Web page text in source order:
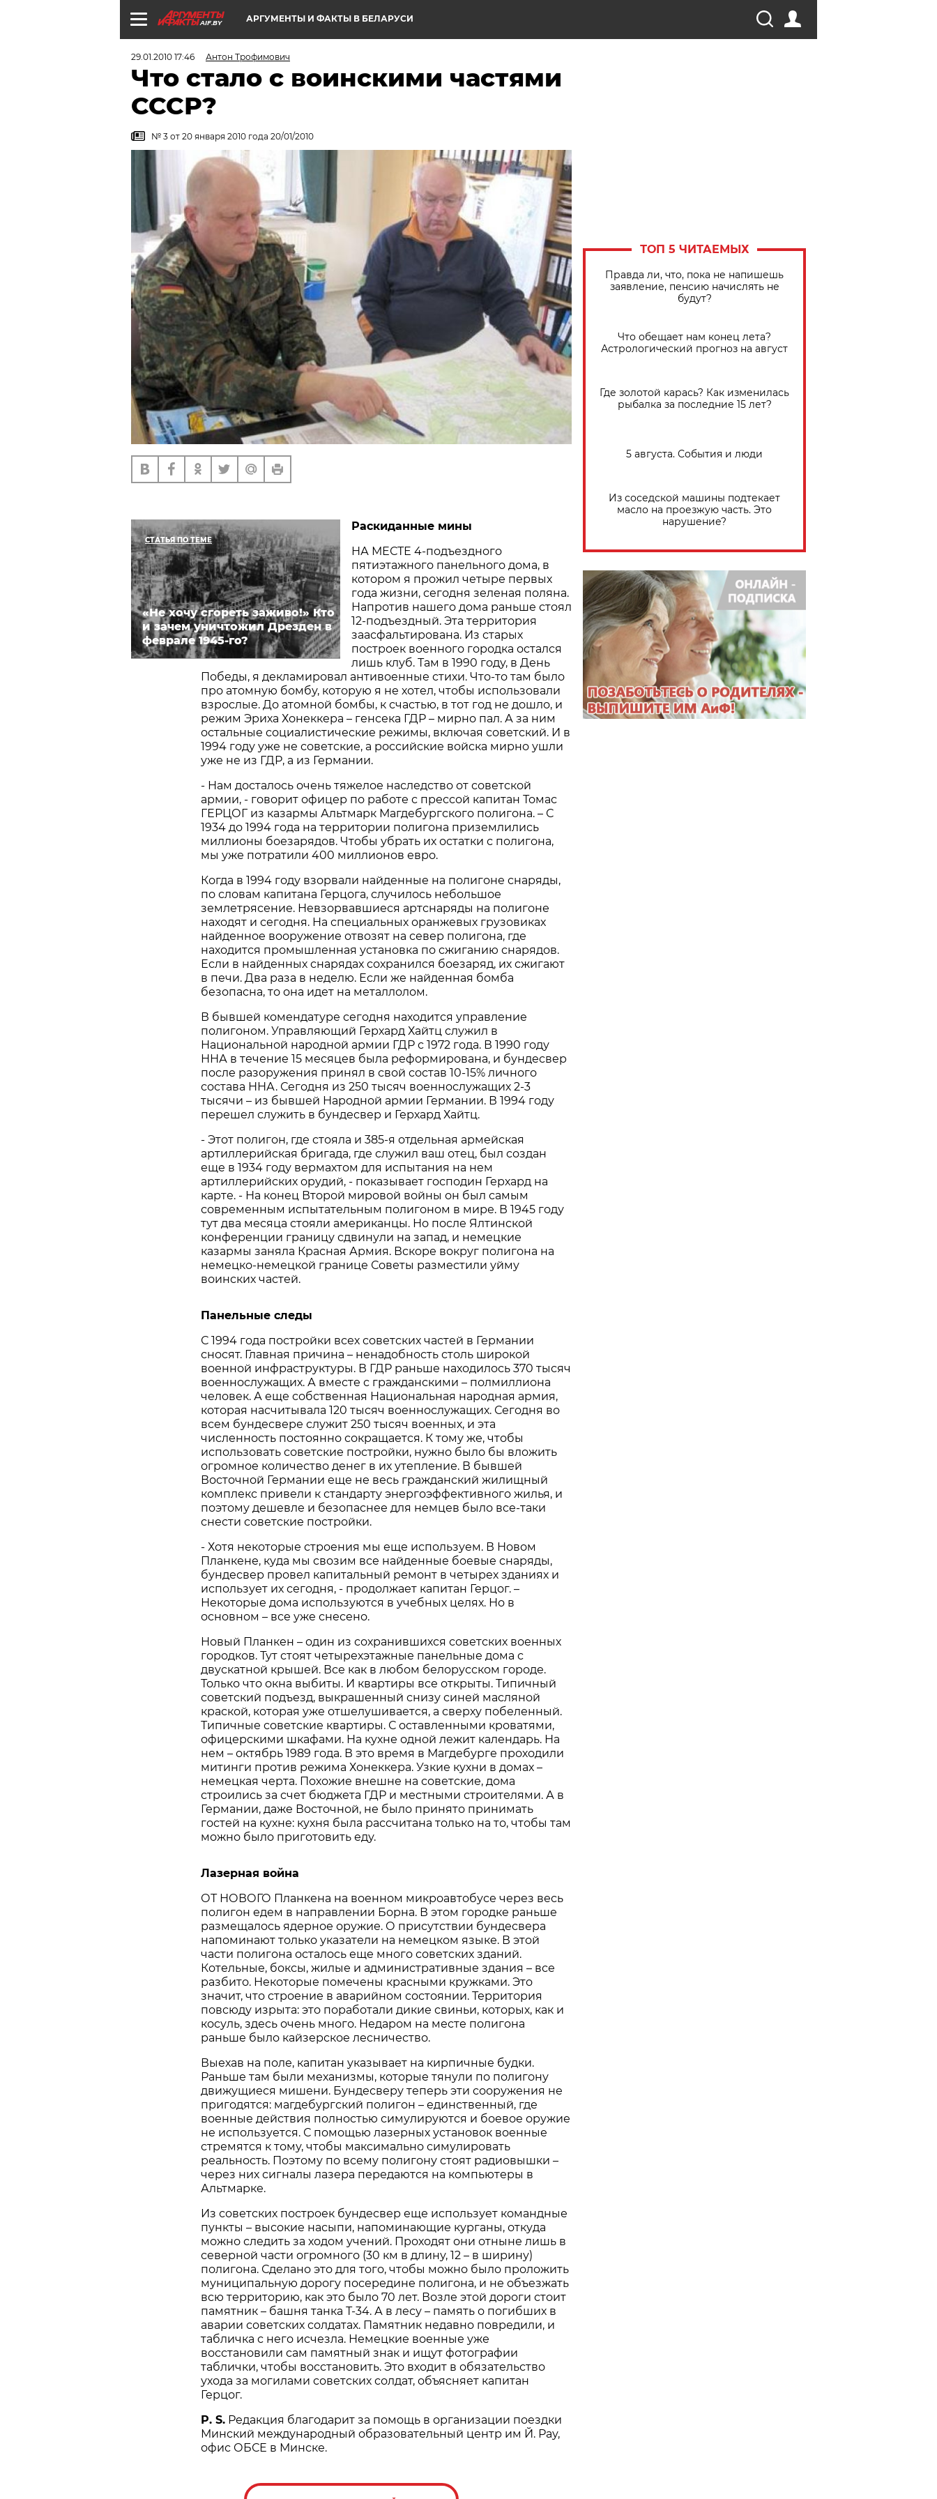
AIF.BY АРГУМЕНТЫ И ФАКТЫ В БЕЛАРУСИ
29.01.2010 17:46 Антон Трофимович
Что стало с воинскими частями
СССР?
№ 3 от 20 января 2010 года 20/01/2010
СТАТЬЯ ПО ТЕМЕ
«Не хочу сгореть заживо!» Кто
и зачем уничтожил Дрезден в
феврале 1945-го?
Раскиданные мины
НА МЕСТЕ 4-подъездного
пятиэтажного панельного дома, в
котором я прожил четыре первых
года жизни, сегодня зеленая поляна.
Напротив нашего дома раньше стоял
12-подъездный. Эта территория
заасфальтирована. Из старых
построек военного городка остался
лишь клуб. Там в 1990 году, в День
Победы, я декламировал антивоенные стихи. Что-то там было
про атомную бомбу, которую я не хотел, чтобы использовали
взрослые. До атомной бомбы, к счастью, в тот год не дошло, и
режим Эриха Хонеккера – генсека ГДР – мирно пал. А за ним
остальные социалистические режимы, включая советский. И в
1994 году уже не советские, а российские войска мирно ушли
уже не из ГДР, а из Германии.
- Нам досталось очень тяжелое наследство от советской
армии, - говорит офицер по работе с прессой капитан Томас
ГЕРЦОГ из казармы Альтмарк Магдебургского полигона. – С
1934 до 1994 года на территории полигона приземлились
миллионы боезарядов. Чтобы убрать их остатки с полигона,
мы уже потратили 400 миллионов евро.
Когда в 1994 году взорвали найденные на полигоне снаряды,
по словам капитана Герцога, случилось небольшое
землетрясение. Невзорвавшиеся артснаряды на полигоне
находят и сегодня. На специальных оранжевых грузовиках
найденное вооружение отвозят на север полигона, где
находится промышленная установка по сжиганию снарядов.
Если в найденных снарядах сохранился боезаряд, их сжигают
в печи. Два раза в неделю. Если же найденная бомба
безопасна, то она идет на металлолом.
В бывшей комендатуре сегодня находится управление
полигоном. Управляющий Герхард Хайтц служил в
Национальной народной армии ГДР с 1972 года. В 1990 году
ННА в течение 15 месяцев была реформирована, и бундесвер
после разоружения принял в свой состав 10-15% личного
состава ННА. Сегодня из 250 тысяч военнослужащих 2-3
тысячи – из бывшей Народной армии Германии. В 1994 году
перешел служить в бундесвер и Герхард Хайтц.
- Этот полигон, где стояла и 385-я отдельная армейская
артиллерийская бригада, где служил ваш отец, был создан
еще в 1934 году вермахтом для испытания на нем
артиллерийских орудий, - показывает господин Герхард на
карте. - На конец Второй мировой войны он был самым
современным испытательным полигоном в мире. В 1945 году
тут два месяца стояли американцы. Но после Ялтинской
конференции границу сдвинули на запад, и немецкие
казармы заняла Красная Армия. Вскоре вокруг полигона на
немецко-немецкой границе Советы разместили уйму
воинских частей.
Панельные следы
С 1994 года постройки всех советских частей в Германии
сносят. Главная причина – ненадобность столь широкой
военной инфраструктуры. В ГДР раньше находилось 370 тысяч
военнослужащих. А вместе с гражданскими – полмиллиона
человек. А еще собственная Национальная народная армия,
которая насчитывала 120 тысяч военнослужащих. Сегодня во
всем бундесвере служит 250 тысяч военных, и эта
численность постоянно сокращается. К тому же, чтобы
использовать советские постройки, нужно было бы вложить
огромное количество денег в их утепление. В бывшей
Восточной Германии еще не весь гражданский жилищный
комплекс привели к стандарту энергоэффективного жилья, и
поэтому дешевле и безопаснее для немцев было все-таки
снести советские постройки.
- Хотя некоторые строения мы еще используем. В Новом
Планкене, куда мы свозим все найденные боевые снаряды,
бундесвер провел капитальный ремонт в четырех зданиях и
использует их сегодня, - продолжает капитан Герцог. –
Некоторые дома используются в учебных целях. Но в
основном – все уже снесено.
Новый Планкен – один из сохранившихся советских военных
городков. Тут стоят четырехэтажные панельные дома с
двускатной крышей. Все как в любом белорусском городе.
Только что окна выбиты. И квартиры все открыты. Типичный
советский подъезд, выкрашенный снизу синей масляной
краской, которая уже отшелушивается, а сверху побеленный.
Типичные советские квартиры. С оставленными кроватями,
офицерскими шкафами. На кухне одной лежит календарь. На
нем – октябрь 1989 года. В это время в Магдебурге проходили
митинги против режима Хонеккера. Узкие кухни в домах –
немецкая черта. Похожие внешне на советские, дома
строились за счет бюджета ГДР и местными строителями. А в
Германии, даже Восточной, не было принято принимать
гостей на кухне: кухня была рассчитана только на то, чтобы там
можно было приготовить еду.
Лазерная война
ОТ НОВОГО Планкена на военном микроавтобусе через весь
полигон едем в направлении Борна. В этом городке раньше
размещалось ядерное оружие. О присутствии бундесвера
напоминают только указатели на немецком языке. В этой
части полигона осталось еще много советских зданий.
Котельные, боксы, жилые и административные здания – все
разбито. Некоторые помечены красными кружками. Это
значит, что строение в аварийном состоянии. Территория
повсюду изрыта: это поработали дикие свиньи, которых, как и
косуль, здесь очень много. Недаром на месте полигона
раньше было кайзерское лесничество.
Выехав на поле, капитан указывает на кирпичные будки.
Раньше там были механизмы, которые тянули по полигону
движущиеся мишени. Бундесверу теперь эти сооружения не
пригодятся: магдебургский полигон – единственный, где
военные действия полностью симулируются и боевое оружие
не используется. С помощью лазерных установок военные
стремятся к тому, чтобы максимально симулировать
реальность. Поэтому по всему полигону стоят радиовышки –
через них сигналы лазера передаются на компьютеры в
Альтмарке.
Из советских построек бундесвер еще использует командные
пункты – высокие насыпи, напоминающие курганы, откуда
можно следить за ходом учений. Проходят они отныне лишь в
северной части огромного (30 км в длину, 12 – в ширину)
полигона. Сделано это для того, чтобы можно было проложить
муниципальную дорогу посередине полигона, и не объезжать
всю территорию, как это было 70 лет. Возле этой дороги стоит
памятник – башня танка Т-34. А в лесу – память о погибших в
аварии советских солдатах. Памятник недавно повредили, и
табличка с него исчезла. Немецкие военные уже
восстановили сам памятный знак и ищут фотографии
таблички, чтобы восстановить. Это входит в обязательство
ухода за могилами советских солдат, объясняет капитан
Герцог.
P. S. Редакция благодарит за помощь в организации поездки
Минский международный образовательный центр им Й. Рау,
офис ОБСЕ в Минске.
ТОП 5 ЧИТАЕМЫХ
Правда ли, что, пока не напишешь
заявление, пенсию начислять не
будут?
​Что обещает нам конец лета?
Астрологический прогноз на август
Где золотой карась? Как изменилась
рыбалка за последние 15 лет?
5 августа. События и люди
Из соседской машины подтекает
масло на проезжую часть. Это
нарушение?